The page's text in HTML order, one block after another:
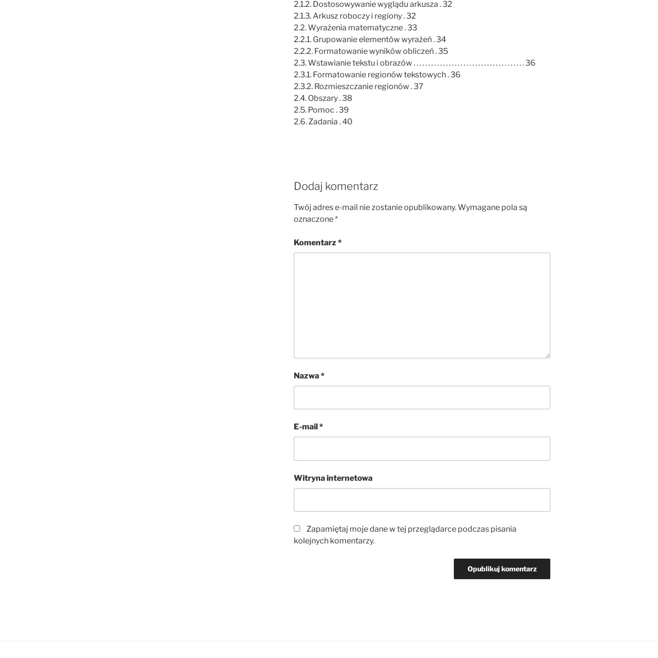
2.1.2. Dostosowywanie wyglądu arkusza . 32
2.1.3. Arkusz roboczy i regiony . 32
2.2. Wyrażenia matematyczne . 33
2.2.1. Grupowanie elementów wyrażeń . 34
2.2.2. Formatowanie wyników obliczeń . 35
2.3. Wstawianie tekstu i obrazów . . . . . . . . . . . . . . . . . . . . . . . . . . . . . . . . . . . . . . 36
2.3.1. Formatowanie regionów tekstowych . 36
2.3.2. Rozmieszczanie regionów . 37
2.4. Obszary . 38
2.5. Pomoc . 39
2.6. Zadania . 40
Dodaj komentarz
Twój adres e-mail nie zostanie opublikowany.Wymagane pola są
oznaczone*
Komentarz *
Nazwa*
E-mail *
Witryna internetowa
Zapamiętaj moje dane w tej przeglądarce podczas pisania
kolejnych komentarzy.